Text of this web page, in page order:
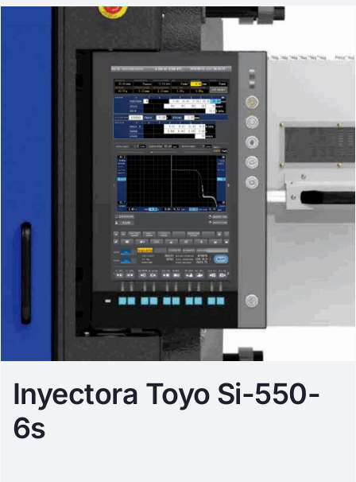
Inyectora Toyo Si-550-
6s